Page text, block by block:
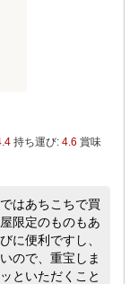
持ち運び: 4.6 賞味
はあちこちで買
限定のものもあ
に便利ですし、
ので、重宝しま
といただくこと